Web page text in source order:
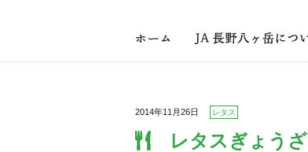
2014年11月26日 レタス
レタスぎょうざ